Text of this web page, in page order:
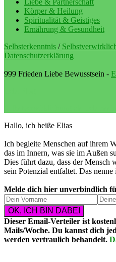
Liebe & Partnerschaft
Körper & Heilung
Spiritualität & Geistiges
Ernährung & Gesundheit
Selbsterkenntnis /
Datenschutzerklärung
999 Frieden Liebe Bewusstsein -
Hallo, ich heiße Elias
Ich begleite Menschen auf ihrem
das im Innern, was sie im Außen
Dies führt dazu, dass der Mensch
sein Potenzial entfaltet. Das
Melde dich hier unverbindlich
Dieser Email-Verteiler ist
Mails/Woche. Du kannst dich
werden vertraulich behandelt.